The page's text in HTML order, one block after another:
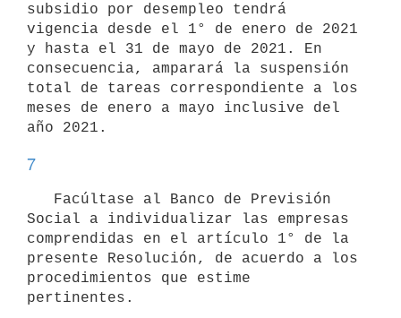
subsidio por desempleo tendrá
vigencia desde el 1° de enero de 2021
y hasta el 31 de mayo de 2021. En
consecuencia, amparará la suspensión
total de tareas correspondiente a los
meses de enero a mayo inclusive del
7
Social a individualizar las empresas
comprendidas en el artículo 1° de la
presente Resolución, de acuerdo a los
procedimientos que estime